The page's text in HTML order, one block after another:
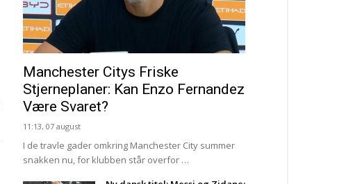
Manchester Citys Friske
Stjerneplaner: Kan Enzo Fernandez
Være Svaret?
11:13, 07 august
I de travle gader omkring Manchester City summer
snakken nu, for klubben står overfor …